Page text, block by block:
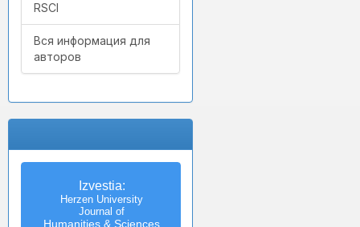
RSCI
Вся информация для
авторов
Izvestia:
Herzen University
Journal of
Humanities & Sciences